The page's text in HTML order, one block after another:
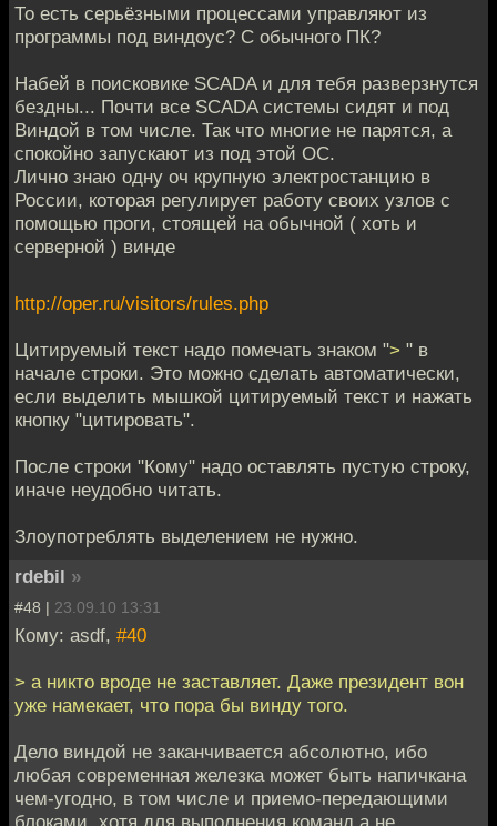
То есть серьёзными процессами управляют из
программы под виндоус? С обычного ПК?
Набей в поисковике SCADA и для тебя разверзнутся
бездны... Почти все SCADA системы сидят и под
Виндой в том числе. Так что многие не парятся, а
спокойно запускают из под этой ОС.
Лично знаю одну оч крупную электростанцию в
России, которая регулирует работу своих узлов с
помощью проги, стоящей на обычной ( хоть и
серверной ) винде
http://oper.ru/visitors/rules.php
Цитируемый текст надо помечать знаком "> " в
начале строки. Это можно сделать автоматически,
если выделить мышкой цитируемый текст и нажать
кнопку "цитировать".
После строки "Кому" надо оставлять пустую строку,
иначе неудобно читать.
Злоупотреблять выделением не нужно.
rdebil »
#48 | 23.09.10 13:31
Кому: asdf, #40
> а никто вроде не заставляет. Даже президент вон
уже намекает, что пора бы винду того.
Дело виндой не заканчивается абсолютно, ибо
любая современная железка может быть напичкана
чем-угодно, в том числе и приемо-передающими
блоками, хотя для выполнения команд,а не